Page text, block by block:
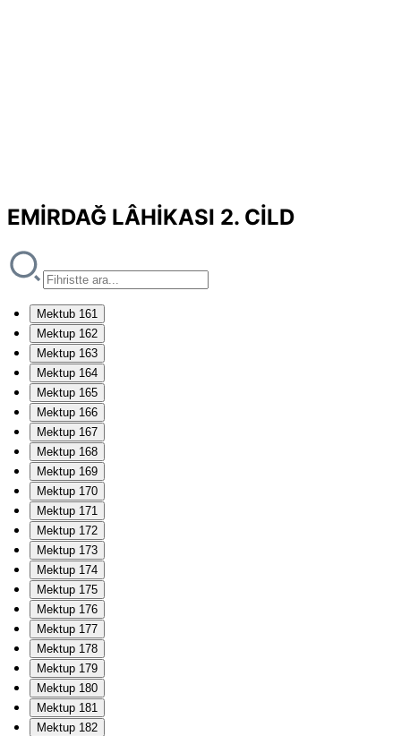
EMİRDAĞ LÂHİKASI 2. CİLD
Mektub 161
Mektup 162
Mektup 163
Mektup 164
Mektup 165
Mektup 166
Mektup 167
Mektup 168
Mektup 169
Mektup 170
Mektup 171
Mektup 172
Mektup 173
Mektup 174
Mektup 175
Mektup 176
Mektup 177
Mektup 178
Mektup 179
Mektup 180
Mektup 181
Mektup 182